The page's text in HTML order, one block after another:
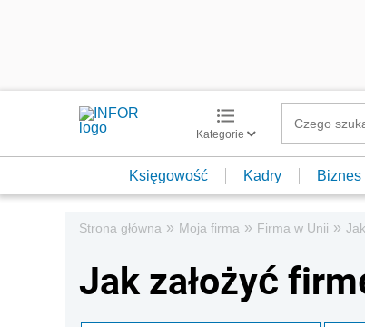
Kategorie
Księgowość Kadry Biznes
Strona główna » Moja firma » Firma w Unii »
Jak założyć